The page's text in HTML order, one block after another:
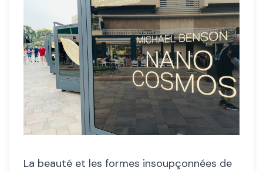
La beauté et les formes insoupçonnées de